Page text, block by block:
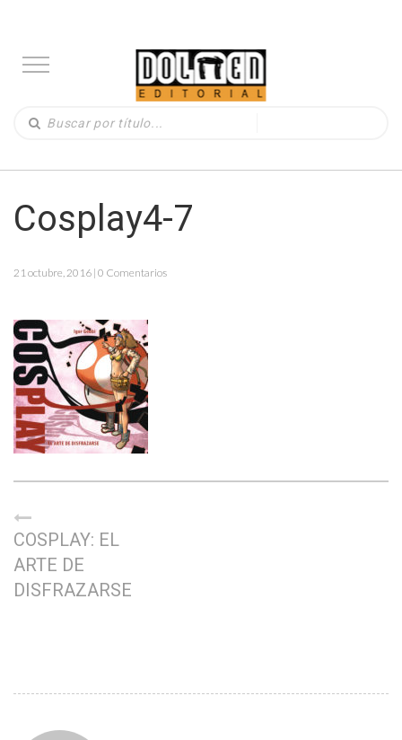
Cosplay4-7
21 octubre, 2016 | 0 Comentarios
COSPLAY: EL
ARTE DE
DISFRAZARSE